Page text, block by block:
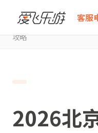
客服
爱飞乐游
2026北京飞安特卫普商务
攻略
2026北